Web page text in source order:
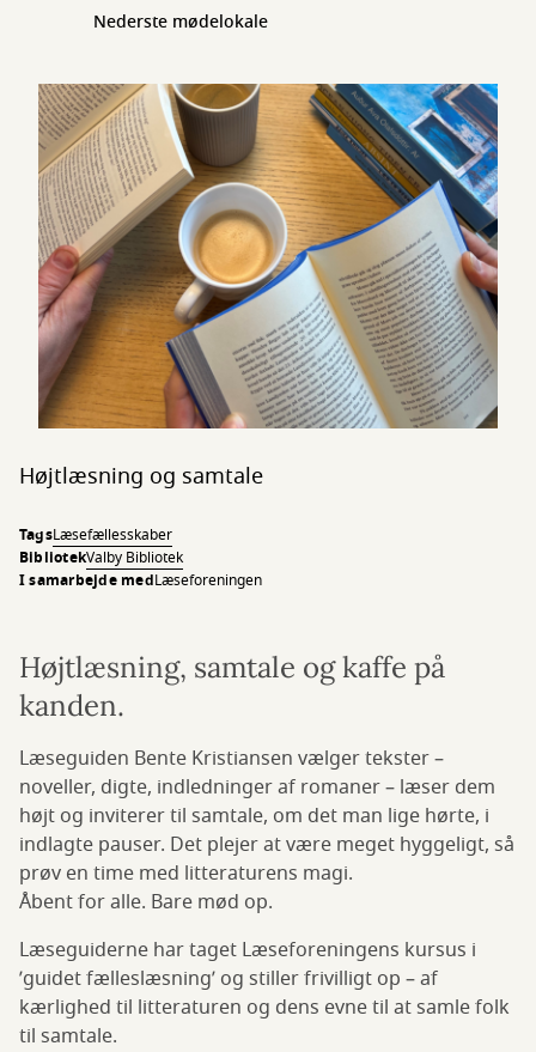
Nederste mødelokale
Højtlæsning og samtale
TagsLæsefællesskaber
BibliotekValby Bibliotek
I samarbejde medLæseforeningen
Højtlæsning, samtale og kaffe på
kanden.
Læseguiden Bente Kristiansen vælger tekster –
noveller, digte, indledninger af romaner – læser dem
højt og inviterer til samtale, om det man lige hørte, i
indlagte pauser. Det plejer at være meget hyggeligt, så
prøv en time med litteraturens magi.
Åbent for alle. Bare mød op.
Læseguiderne har taget Læseforeningens kursus i
’guidet fælleslæsning’ og stiller frivilligt op – af
kærlighed til litteraturen og dens evne til at samle folk
til samtale.